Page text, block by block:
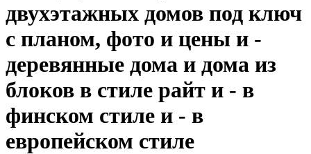
двухэтажных домов под ключ
с планом, фото и цены и -
деревянные дома и дома из
блоков в стиле райт и - в
финском стиле и - в
европейском стиле